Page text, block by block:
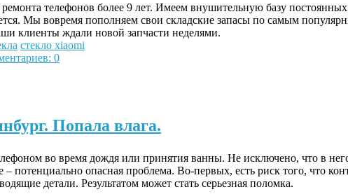
телефонов более 9 лет. Имеем внушительную базу
Мы вовремя пополняем свои складские запасы по самым
клиенты ждали новой запчасти неделями.
стекло xiaomi
0
Попала влага.
во время дождя или принятия ванны. Не исключено, что в
– потенциально опасная проблема. Во-первых, есть риск того, что
детали. Результатом может стать серьезная поломка.